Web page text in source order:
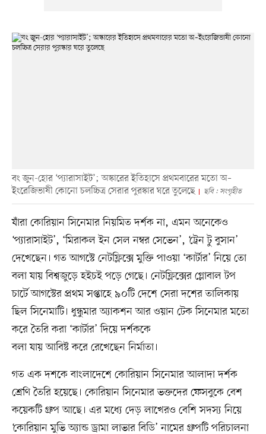
বং জুন-হোর ‘প্যারাসাইট’; অস্কারের ইতিহাসে প্রথমবারের মতো অ–
ইংরেজিভাষী কোনো চলচ্চিত্র সেরার পুরস্কার ঘরে তুলেছে
ছবি : সংগৃহীত
যাঁরা কোরিয়ান সিনেমার নিয়মিত দর্শক না, এমন অনেকেও
‘প্যারাসাইট’, ‘মিরাকল ইন সেল নম্বর সেভেন’, ‘ট্রেন টু বুসান’
দেখেছেন। গত আগস্টে নেটফ্লিক্সে মুক্তি পাওয়া ‘কার্টার’ নিয়ে তো
বলা যায় বিশ্বজুড়ে হইচই পড়ে গেছে। নেটফ্লিক্সের গ্লোবাল টপ
চার্টে আগস্টের প্রথম সপ্তাহে ৯০টি দেশে সেরা দশের তালিকায়
ছিল সিনেমাটি। ধুন্ধুমার অ্যাকশন আর ওয়ান টেক সিনেমার মতো
করে তৈরি করা ‘কার্টার’ দিয়ে দর্শককে
বলা যায় আবিষ্ট করে রেখেছেন নির্মাতা।
গত এক দশকে বাংলাদেশে কোরিয়ান সিনেমার আলাদা দর্শক
শ্রেণি তৈরি হয়েছে। কোরিয়ান সিনেমার ভক্তদের ফেসবুকে বেশ
কয়েকটি গ্রুপ আছে। এর মধ্যে দেড় লাখেরও বেশি সদস্য নিয়ে
‘কোরিয়ান মুভি অ্যান্ড ড্রামা লাভার বিডি’ নামের গ্রুপটি পরিচালনা